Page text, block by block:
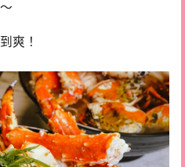
爽！